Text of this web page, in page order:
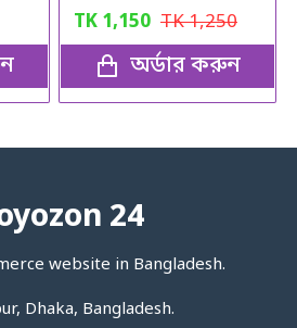
TK 1,150 TK1,250
অর্ডার করুন
24
website in Bangladesh.
Dhaka, Bangladesh.